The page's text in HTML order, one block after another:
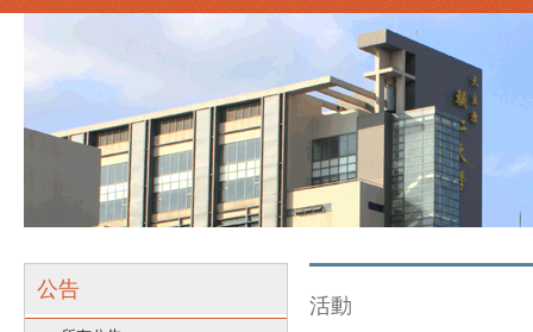
公告
活動